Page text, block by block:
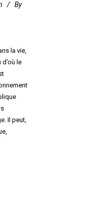
By
la vie,
le
Il peut,